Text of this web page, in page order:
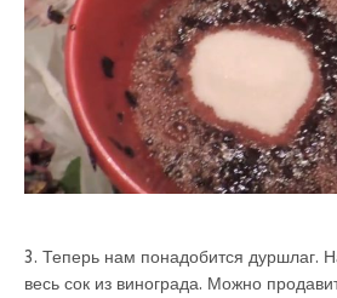
3. Теперь нам понадобится дуршлаг.
весь сок из винограда. Можно